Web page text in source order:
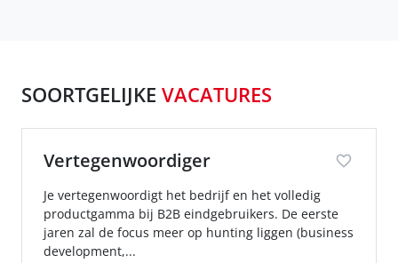
SOORTGELIJKE VACATURES
Vertegenwoordiger
Je vertegenwoordigt het bedrijf en het volledig
productgamma bij B2B eindgebruikers. De eerste
jaren zal de focus meer op hunting liggen (business
development,...